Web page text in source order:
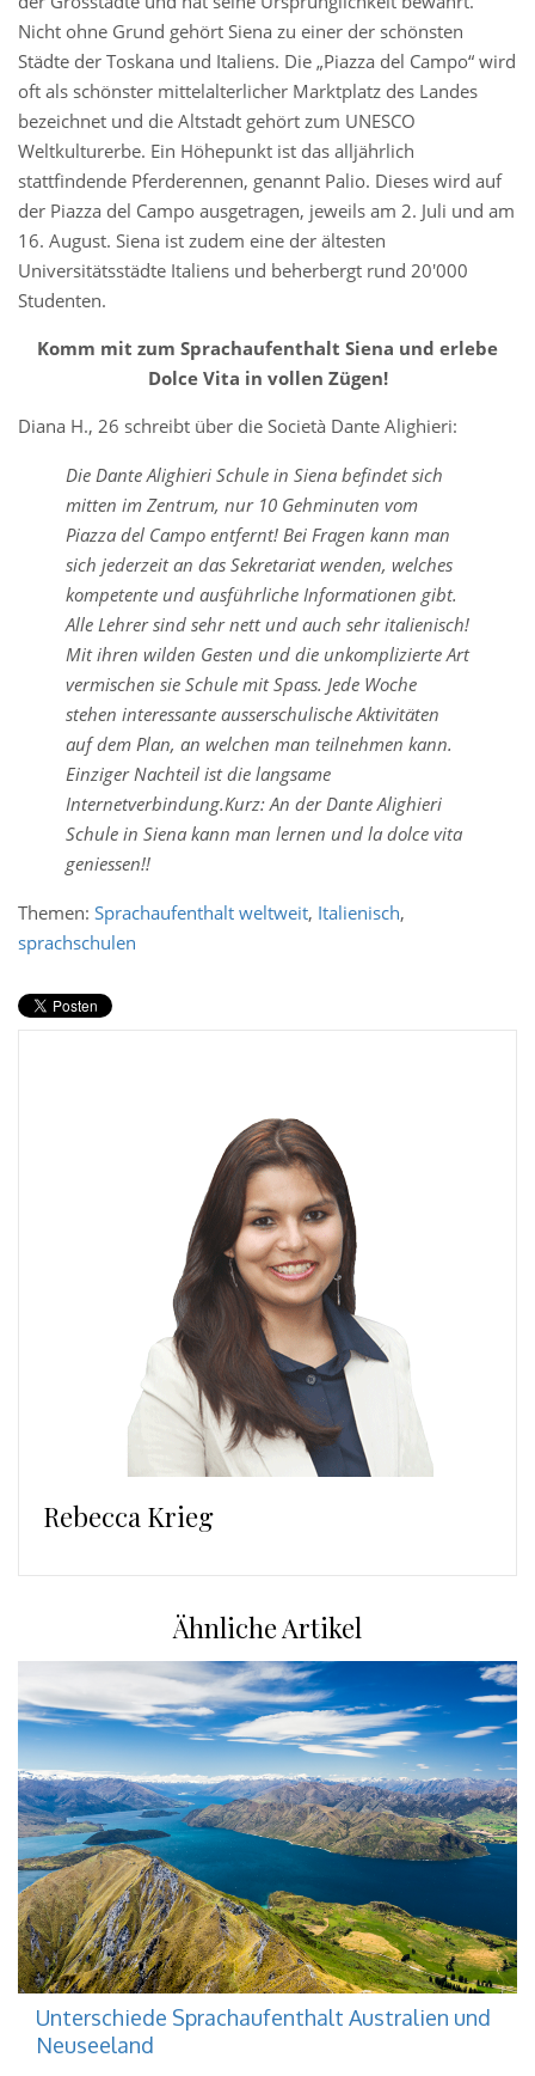
Nicht ohne Grund gehört Siena zu einer der schönsten
Städte der Toskana und Italiens. Die „Piazza del Campo“ wird
oft als schönster mittelalterlicher Marktplatz des Landes
bezeichnet und die Altstadt gehört zum UNESCO
Weltkulturerbe. Ein Höhepunkt ist das alljährlich
stattfindende Pferderennen, genannt Palio. Dieses wird auf
der Piazza del Campo ausgetragen, jeweils am 2. Juli und am
16. August. Siena ist zudem eine der ältesten
Universitätsstädte Italiens und beherbergt rund 20'000
Studenten.
Komm mit zum Sprachaufenthalt Siena und erlebe
Dolce Vita in vollen Zügen!
Diana H., 26 schreibt über die Società Dante Alighieri:
Die Dante Alighieri Schule in Siena befindet sich
mitten im Zentrum, nur 10 Gehminuten vom
Piazza del Campo entfernt! Bei Fragen kann man
sich jederzeit an das Sekretariat wenden, welches
kompetente und ausführliche Informationen gibt.
Alle Lehrer sind sehr nett und auch sehr italienisch!
Mit ihren wilden Gesten und die unkomplizierte Art
vermischen sie Schule mit Spass. Jede Woche
stehen interessante ausserschulische Aktivitäten
auf dem Plan, an welchen man teilnehmen kann.
Einziger Nachteil ist die langsame
Internetverbindung.Kurz: An der Dante Alighieri
Schule in Siena kann man lernen und la dolce vita
geniessen!!
Themen: Sprachaufenthalt weltweit, Italienisch,
sprachschulen
Rebecca Krieg
Ähnliche Artikel
Unterschiede Sprachaufenthalt Australien und
Neuseeland